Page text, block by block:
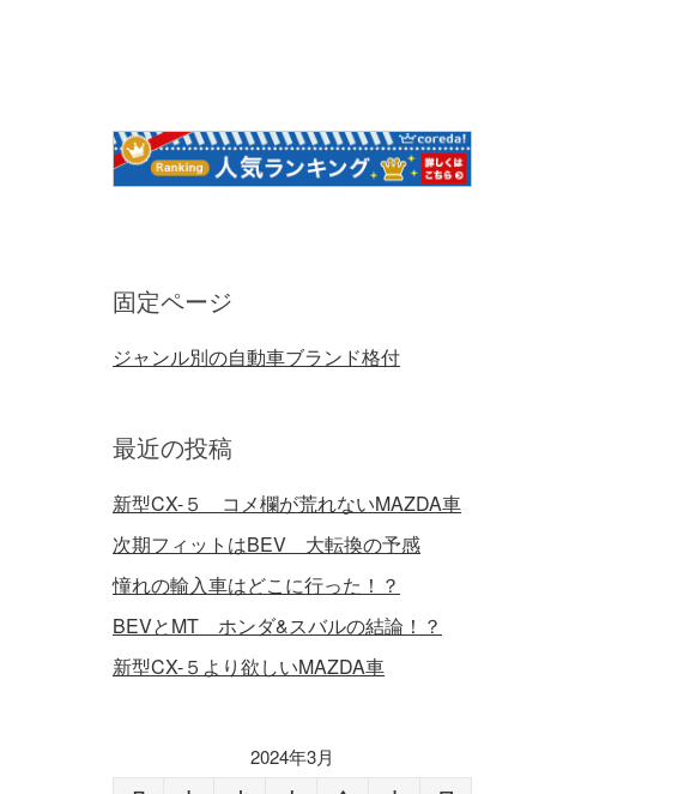
固定ページ
ジャンル別の自動車ブランド格付
最近の投稿
新型CX-５ コメ欄が荒れないMAZDA車
次期フィットはBEV 大転換の予感
憧れの輸入車はどこに行った！？
BEVとMT ホンダ&スバルの結論！？
新型CX-５より欲しいMAZDA車
2024年3月